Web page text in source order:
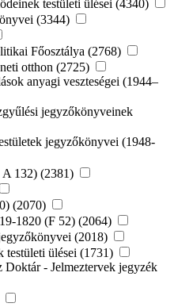
testületi ülései (4340)
(3344)
Főosztálya (2768)
otthon (2725)
anyagi veszteségei (1944–
jegyzőkönyveinek
jegyzőkönyvei (1948-
A 132) (2381)
(2070)
1820 (F 52) (2064)
(2018)
testületi ülései (1731)
- Jelmeztervek jegyzék